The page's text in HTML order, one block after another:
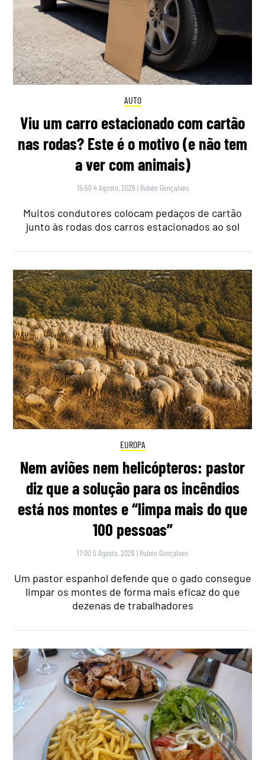
AUTO
Viu um carro estacionado com cartão
nas rodas? Este é o motivo (e não tem
a ver com animais)
15:50 4 Agosto, 2026 | Rubén Gonçalves
Muitos condutores colocam pedaços de cartão
junto às rodas dos carros estacionados ao sol
EUROPA
Nem aviões nem helicópteros: pastor
diz que a solução para os incêndios
está nos montes e “limpa mais do que
100 pessoas”
17:00 5 Agosto, 2026 | Rubén Gonçalves
Um pastor espanhol defende que o gado consegue
limpar os montes de forma mais eficaz do que
dezenas de trabalhadores